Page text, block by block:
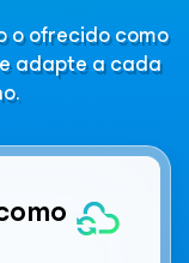
o ofrecido como
adapte a cada